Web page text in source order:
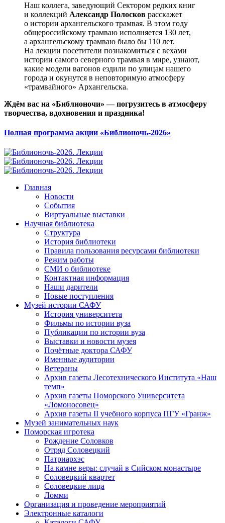
Наш коллега, заведующий Сектором редких книг
и коллекций Александр Полосков расскажет
о истории архангельского трамвая. В этом году
общероссийскому трамваю исполняется 130 лет,
а архангельскому трамваю было бы 110 лет.
На лекции посетители познакомиться с вехами
истории самого северного трамвая в мире, узнают,
какие модели вагонов ездили по улицам нашего
города и окунутся в неповторимую атмосферу
«трамвайного» Архангельска.
Ждём вас на «Библионочи» — погрузитесь в атмосферу
творчества, вдохновения и праздника!
Полная программа акции «Библионочь-2026»
Главная
Новости
События
Виртуальные выставки
Научная библиотека
Структура
История библиотеки
Правила пользования ресурсами библиотеки
Режим работы
СМИ о библиотеке
Контактная информация
Наши дарители
Новые поступления
Музей истории САФУ
История университета
Фильмы по истории вуза
Публикации по истории вуза
Выставки и новости музея
Почётные доктора САФУ
Именные аудитории
Ветераны
Архив газеты Лесотехнического Института «Наш
темп»
Архив газеты Поморского Университета
«Ломоносовец»
Архив газеты II учебного корпуса ПГУ «Гранж»
Музей занимательных наук
Поморская игротека
Рождение Соловков
Отряд Соловецкий
Патриархэс
На камне веры: случай в Сийском монастыре
Соловецкий квартет
Соловецкие лица
Ломми
Организация и проведение мероприятий
Электронные каталоги